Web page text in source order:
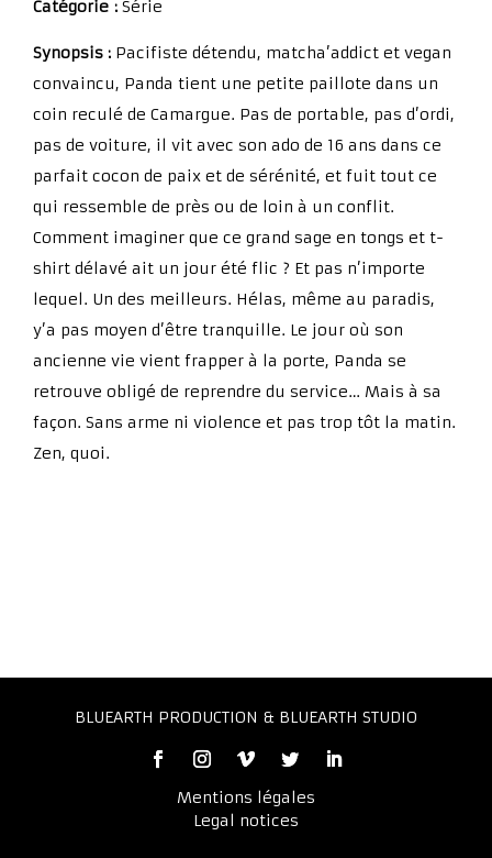
Catégorie : Série
Synopsis : Pacifiste détendu, matcha’addict et vegan
convaincu, Panda tient une petite paillote dans un
coin reculé de Camargue. Pas de portable, pas d’ordi,
pas de voiture, il vit avec son ado de 16 ans dans ce
parfait cocon de paix et de sérénité, et fuit tout ce
qui ressemble de près ou de loin à un conflit.
Comment imaginer que ce grand sage en tongs et t-
shirt délavé ait un jour été flic ? Et pas n’importe
lequel. Un des meilleurs. Hélas, même au paradis,
y’a pas moyen d’être tranquille. Le jour où son
ancienne vie vient frapper à la porte, Panda se
retrouve obligé de reprendre du service… Mais à sa
façon. Sans arme ni violence et pas trop tôt la matin.
Zen, quoi.
BLUEARTH PRODUCTION & BLUEARTH STUDIO
Mentions légales
Legal notices